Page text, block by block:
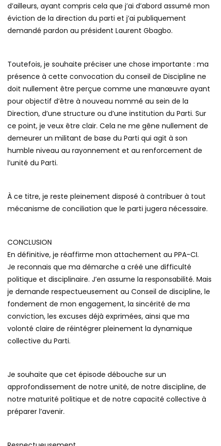
d’ailleurs, ayant compris cela que j’ai d’abord assumé mon
éviction de la direction du parti et j’ai publiquement
demandé pardon au président Laurent Gbagbo.
Toutefois, je souhaite préciser une chose importante : ma
présence à cette convocation du conseil de Discipline ne
doit nullement être perçue comme une manœuvre ayant
pour objectif d’être à nouveau nommé au sein de la
Direction, d’une structure ou d’une institution du Parti. Sur
ce point, je veux être clair. Cela ne me gêne nullement de
demeurer un militant de base du Parti qui agit à son
humble niveau au rayonnement et au renforcement de
l’unité du Parti.
À ce titre, je reste pleinement disposé à contribuer à tout
mécanisme de conciliation que le parti jugera nécessaire.
CONCLUSION
En définitive, je réaffirme mon attachement au PPA-CI.
Je reconnais que ma démarche a créé une difficulté
politique et disciplinaire. J’en assume la responsabilité. Mais
je demande respectueusement au Conseil de discipline, le
fondement de mon engagement, la sincérité de ma
conviction, les excuses déjà exprimées, ainsi que ma
volonté claire de réintégrer pleinement la dynamique
collective du Parti.
Je souhaite que cet épisode débouche sur un
approfondissement de notre unité, de notre discipline, de
notre maturité politique et de notre capacité collective à
préparer l’avenir.